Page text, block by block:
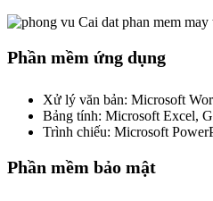
Phần mềm ứng dụng
Xử lý văn bản: Microsoft
Bảng tính: Microsoft Excel,
Trình chiếu: Microsoft
Phần mềm bảo mật